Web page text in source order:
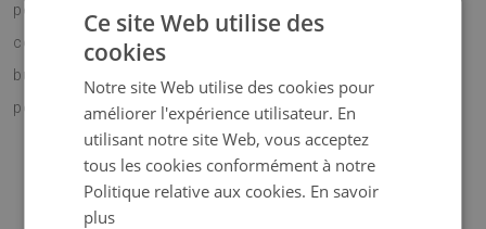
permet une protection de 100% du dessus de la table
contre les déversements, les rayures. Sous main de
bureau Flamants peut également servir de bloc-notes
pour notebook.
♦ Matériau :vinyle renforcé par une maille PES ;
Ce site Web utilise des
cookies
Notre site Web utilise des cookies pour
améliorer l'expérience utilisateur. En
utilisant notre site Web, vous acceptez
tous les cookies conformément à notre
Politique relative aux cookies. En savoir
plus